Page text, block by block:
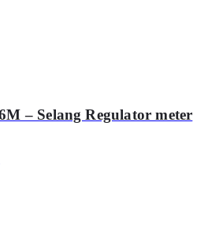
– Selang Regulator meter